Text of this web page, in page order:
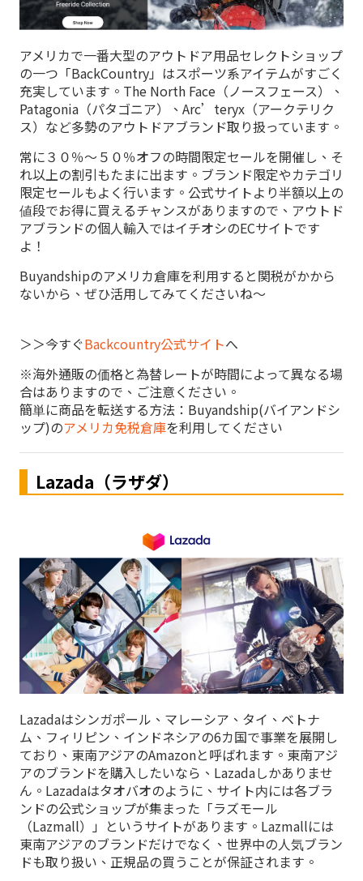
アメリカで一番大型のアウトドア用品セレクトショップ
の一つ「BackCountry」はスポーツ系アイテムがすごく
充実しています。The North Face（ノースフェース）、
Patagonia（パタゴニア）、Arc’teryx（アークテリク
ス）など多勢のアウトドアブランド取り扱っています。
常に３０％～５０％オフの時間限定セールを開催し、そ
れ以上の割引もたまに出ます。ブランド限定やカテゴリ
限定セールもよく行います。公式サイトより半額以上の
値段でお得に買えるチャンスがありますので、アウトド
アブランドの個人輸入ではイチオシのECサイトです
よ！
Buyandshipのアメリカ倉庫を利用すると関税がかから
ないから、ぜひ活用してみてくださいね～
＞＞今すぐBackcountry公式サイトへ
※海外通販の価格と為替レートが時間によって異なる場
合はありますので、ご注意ください。
簡単に商品を転送する方法：Buyandship(バイアンドシ
ップ)のアメリカ免税倉庫を利用してください
Lazada（ラザダ）
Lazadaはシンガポール、マレーシア、タイ、ベトナ
ム、フィリピン、インドネシアの6カ国で事業を展開し
ており、東南アジアのAmazonと呼ばれます。東南アジ
アのブランドを購入したいなら、Lazadaしかありませ
ん。Lazadaはタオバオのように、サイト内には各ブラ
ンドの公式ショップが集まった「ラズモール
（Lazmall）」というサイトがあります。Lazmallには
東南アジアのブランドだけでなく、世界中の人気ブラン
ドも取り扱い、正規品の買うことが保証されます。